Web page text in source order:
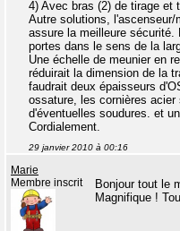
4) Avec bras (2) de tirage et
Autre solutions,
assure la meilleure sécurité.
portes dans le sens de la
Une échelle de meunier en
réduirait la dimension de la
faudrait deux épaisseurs
ossature, les cornières
d'éventuelles soudures. et
Cordialement.
29 janvier 2010 à 00:16
Marie
Membre inscrit
Bonjour tout le
Magnifique !